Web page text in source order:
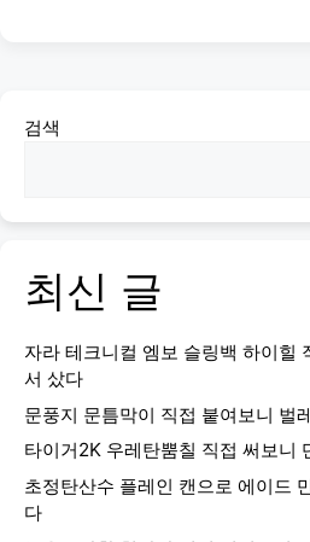
검색
최신 글
자라 테크니컬 엠보 슬링백 하이힐
서 샀다
문풍지 문틈막이 직접 붙여보니 벌
타이거2K 우레탄뿜칠 직접 써보니
초정탄산수 플레인 캔으로 에이드
다